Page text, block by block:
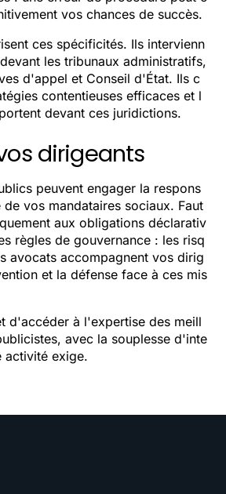
vos chances de succès.
ces spécificités. Ils intervienn
les tribunaux administratifs,
d'appel et Conseil d'État. Ils c
contentieuses efficaces et l
devant ces juridictions.
dirigeants
peuvent engager la respons
vos mandataires sociaux. Faut
aux obligations déclarativ
règles de gouvernance : les risq
avocats accompagnent vos dirig
et la défense face à ces mis
d'accéder à l'expertise des meill
avec la souplesse d'inte
activité exige.